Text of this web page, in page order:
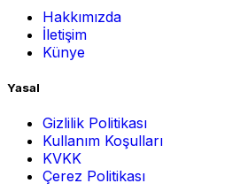
Hakkımızda
İletişim
Künye
Yasal
Gizlilik Politikası
Kullanım Koşulları
KVKK
Çerez Politikası